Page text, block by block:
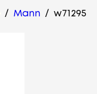
/ Mann / w71295